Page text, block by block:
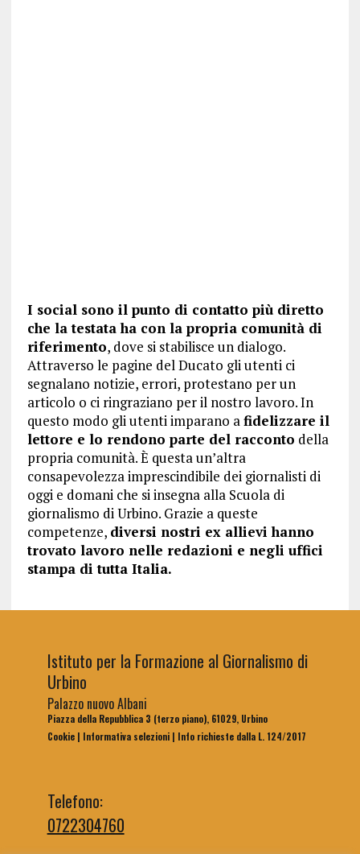
I social sono il punto di contatto più diretto
che la testata ha con la propria comunità di
riferimento, dove si stabilisce un dialogo.
Attraverso le pagine del Ducato gli utenti ci
segnalano notizie, errori, protestano per un
articolo o ci ringraziano per il nostro lavoro. In
questo modo gli utenti imparano afidelizzare il
lettore e lo rendono parte del racconto della
propria comunità. È questa un’altra
consapevolezza imprescindibile dei giornalisti di
oggi e domani che si insegna alla Scuola di
giornalismo di Urbino. Grazie a queste
competenze, diversi nostri ex allievi hanno
trovato lavoro nelle redazioni e negli uffici
stampa di tutta Italia.
Istituto per la Formazione al Giornalismo di
Urbino
Palazzo nuovo Albani
Piazza della Repubblica 3 (terzo piano), 61029, Urbino
Cookie| Informativa selezioni| Info richieste dalla L. 124/2017
Telefono:
0722304760